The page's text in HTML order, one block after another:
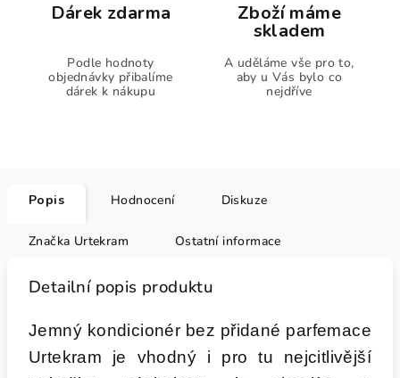
Dárek zdarma
Podle hodnoty
objednávky přibalíme
dárek k nákupu
Zboží máme
skladem
A uděláme vše pro to,
aby u Vás bylo co
nejdříve
Popis Hodnocení Diskuze
Značka Urtekram Ostatní informace
Detailní popis produktu
Jemný kondicionér bez přidané parfemace
Urtekram je vhodný i pro tu nejcitlivější